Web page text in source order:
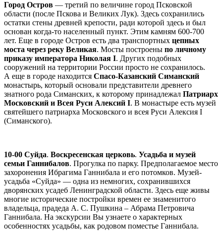
Город Остров — третий по величине город Псковской
области (после Пскова и Великих Лук). Здесь сохранились
остатки стены древней крепости, ради которой здесь и был
основан когда-то населенный пункт. Этим камням 600-700
лет. Еще в городе Остров есть два транспортных цепных
моста через реку Великая. Мосты построены по личному
приказу императора Николая I. Других подобных
сооружений на территории России просто не сохранилось.
А еще в городе находится Спасо-Казанский Симанский
монастырь, который основали представители древнего
знатного рода Симанских, к которому принадлежал Патриарх
Московский и Всея Руси Алексий I. В монастыре есть музей
святейшего патриарха Московского и всея Руси Алексия I
(Симанского).
10-00 Суйда. Воскресенская церковь. Усадьба и музей
семьи Ганнибалов. Прогулка по парку. Предполагаемое место
захоронения Ибрагима Ганнибала и его потомков. Музей-
усадьба «Суйда» — одна из немногих, сохранившихся
дворянских усадеб Ленинградской области. Здесь еще живы
многие исторические постройки времен ее знаменитого
владельца, прадеда А. С. Пушкина – Абрама Петровича
Ганнибала. На экскурсии Вы узнаете о характерных
особенностях усадьбы, как родовом поместье Ганнибала.